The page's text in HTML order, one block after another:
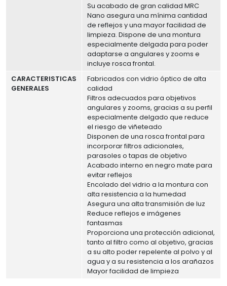
Su acabado de gran calidad MRC
Nano asegura una mínima cantidad
de reflejos y una mayor facilidad de
limpieza. Dispone de una montura
especialmente delgada para poder
adaptarse a angulares y zooms e
incluye rosca frontal.
CARACTERISTICAS
GENERALES
Fabricados con vidrio óptico de alta
calidad
Filtros adecuados para objetivos
angulares y zooms, gracias a su perfil
especialmente delgado que reduce
el riesgo de viñeteado
Disponen de una rosca frontal para
incorporar filtros adicionales,
parasoles o tapas de objetivo
Acabado interno en negro mate para
evitar reflejos
Encolado del vidrio a la montura con
alta resistencia a la humedad
Asegura una alta transmisión de luz
Reduce reflejos e imágenes
fantasmas
Proporciona una protección adicional,
tanto al filtro como al objetivo, gracias
a su alto poder repelente al polvo y al
agua y a su resistencia a los arañazos
Mayor facilidad de limpieza